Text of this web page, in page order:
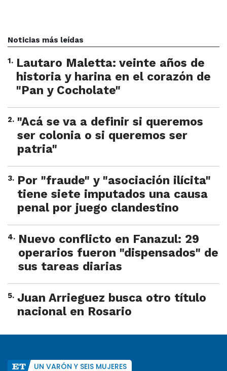
Noticias más leídas
1. Lautaro Maletta: veinte años de
historia y harina en el corazón de
"Pan y Cocholate"
2. "Acá se va a definir si queremos
ser colonia o si queremos ser
patria"
3. Por "fraude" y "asociación ilícita"
tiene siete imputados una causa
penal por juego clandestino
4. Nuevo conflicto en Fanazul: 29
operarios fueron "dispensados" de
sus tareas diarias
5. Juan Arrieguez busca otro título
nacional en Rosario
UN VARÓN Y SEIS MUJERES